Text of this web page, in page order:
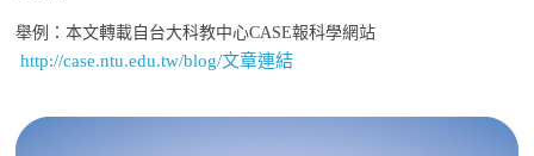
舉例：本文轉載自台大科教中心CASE報科學網站
http://case.ntu.edu.tw/blog/文章連結